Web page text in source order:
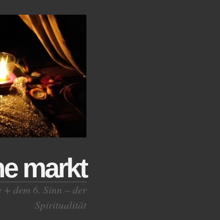
markt
+ dem 6. Sinn – der
Spiritualität